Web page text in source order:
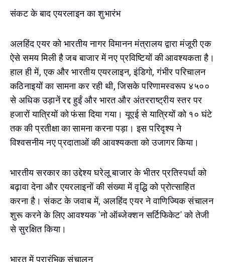
संकट के बाद एयरलाइन का शुभारंभ
अलहिंद एयर को भारतीय नागर विमानन मंत्रालय द्वारा मंजूरी एक
ऐसे समय मिली है जब बाजार में नए प्रविष्टियों की आवश्यकता है।
हाल ही में, एक और भारतीय एयरलाइन, इंडिगो, गंभीर परिचालन
कठिनाइयों का सामना कर रही थी, जिसके परिणामस्वरूप ४५००
से अधिक उड़ानें रद्द हुईं और भारत और अंतरराष्ट्रीय स्तर पर
हजारों यात्रियों को फंसा दिया गया। यूएई से यात्रियों को १० घंटे
तक की प्रतीक्षा का सामना करना पड़ा। इस परिदृश्य ने
विश्वसनीय नए प्रदाताओं की आवश्यकता को उजागर किया।
भारतीय सरकार का उद्देश्य घरेलू बाजार के भीतर प्रतिस्पर्धा को
बढ़ावा देना और एयरलाइनों की संख्या में वृद्धि को प्रोत्साहित
करना है। संकट के जवाब में, अलहिंद एयर ने वाणिज्यिक संचालन
शुरू करने के लिए आवश्यक 'नो ऑब्जेक्शन सर्टिफिकेट' को तेजी
से सुरक्षित किया।
भारत में प्रारंभिक संचालन